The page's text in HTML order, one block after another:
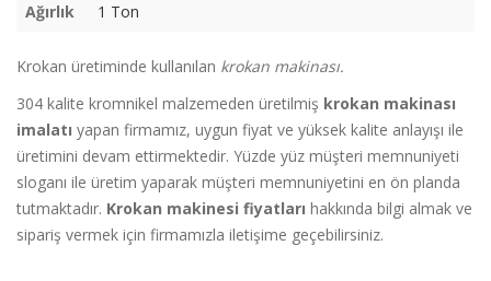
Ağırlık
1 Ton
Krokan üretiminde kullanılan krokan makinası.
304 kalite kromnikel malzemeden üretilmiş krokan makinası
imalatı yapan firmamız, uygun fiyat ve yüksek kalite anlayışı ile
üretimini devam ettirmektedir. Yüzde yüz müşteri memnuniyeti
sloganı ile üretim yaparak müşteri memnuniyetini en ön planda
tutmaktadır. Krokan makinesi fiyatları hakkında bilgi almak ve
sipariş vermek için firmamızla iletişime geçebilirsiniz.